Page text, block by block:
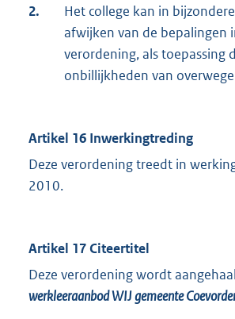
2.
Het college kan in
afwijken van de bepalingen
verordening, als toepassing
onbillijkheden van
Artikel 16 Inwerkingtreding
Deze verordening treedt in
2010.
Artikel 17 Citeertitel
Deze verordening wordt
werkleeraanbod WIJ gemeente